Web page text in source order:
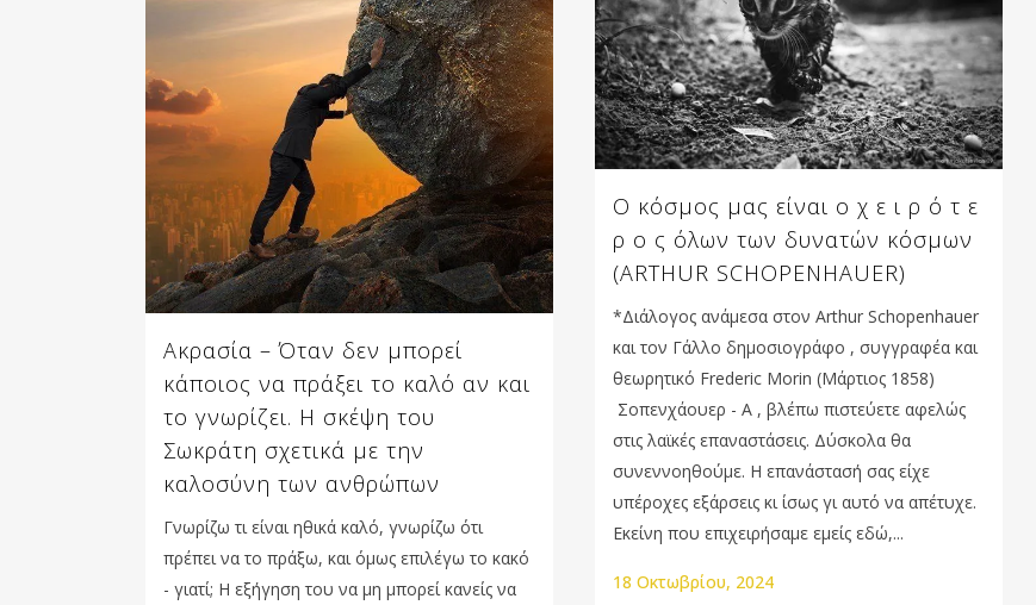
Ακρασία – Όταν δεν μπορεί
κάποιος να πράξει το καλό αν και
το γνωρίζει. Η σκέψη του
Σωκράτη σχετικά με την
καλοσύνη των ανθρώπων
Γνωρίζω τι είναι ηθικά καλό, γνωρίζω ότι
πρέπει να το πράξω, και όμως επιλέγω το κακό
- γιατί; Η εξήγηση του να μη μπορεί κανείς να
Ο κόσμος μας είναι ο χ ε ι ρ ό τ ε
ρ ο ς όλων των δυνατών κόσμων
(ARTHUR SCHOPENHAUER)
*Διάλογος ανάμεσα στον Arthur Schopenhauer
και τον Γάλλο δημοσιογράφο , συγγραφέα και
θεωρητικό Frederic Morin (Μάρτιος 1858)
Σοπενχάουερ - Α , βλέπω πιστεύετε αφελώς
στις λαϊκές επαναστάσεις. Δύσκολα θα
συνεννοηθούμε. Η επανάστασή σας είχε
υπέροχες εξάρσεις κι ίσως γι αυτό να απέτυχε.
Εκείνη που επιχειρήσαμε εμείς εδώ,...
18 Οκτωβρίου, 2024